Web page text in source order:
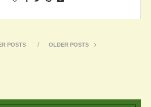
POSTS OLDER POSTS